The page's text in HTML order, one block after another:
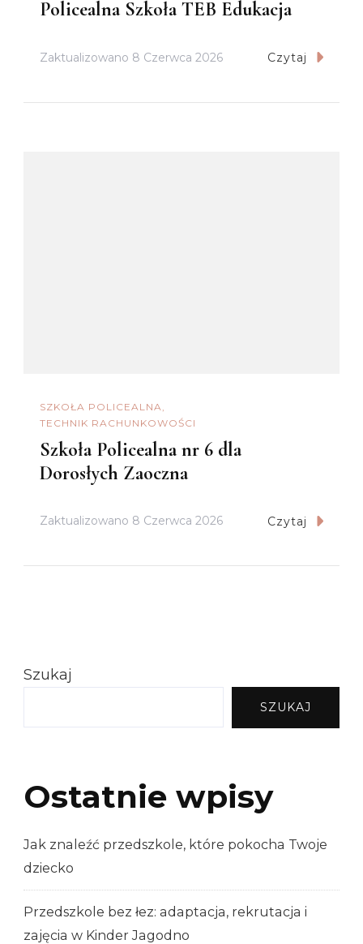
Policealna Szkoła TEB Edukacja
Zaktualizowano 8 Czerwca 2026 Czytaj
SZKOŁA POLICEALNA
TECHNIK RACHUNKOWOŚCI
Szkoła Policealna nr 6 dla
Dorosłych Zaoczna
Zaktualizowano 8 Czerwca 2026 Czytaj
Szukaj
SZUKAJ
Ostatnie wpisy
Jak znaleźć przedszkole, które pokocha Twoje
dziecko
Przedszkole bez łez: adaptacja, rekrutacja i
zajęcia w Kinder Jagodno